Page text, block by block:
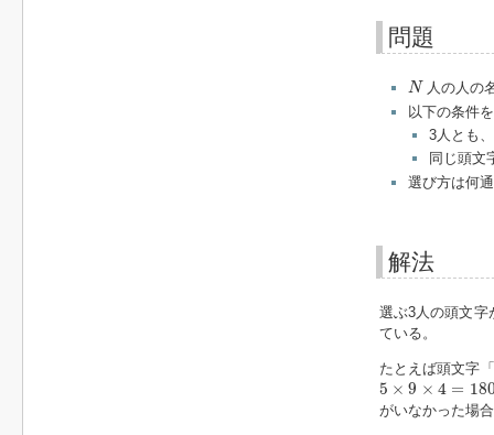
問題
N
N
人の人の
以下の条件
3人とも
同じ頭文
選び方は何
解法
選ぶ3人の頭文字
ている。
たとえば頭文字
5 × 9 × 4 =
5×9×4= 180
がいなかった場